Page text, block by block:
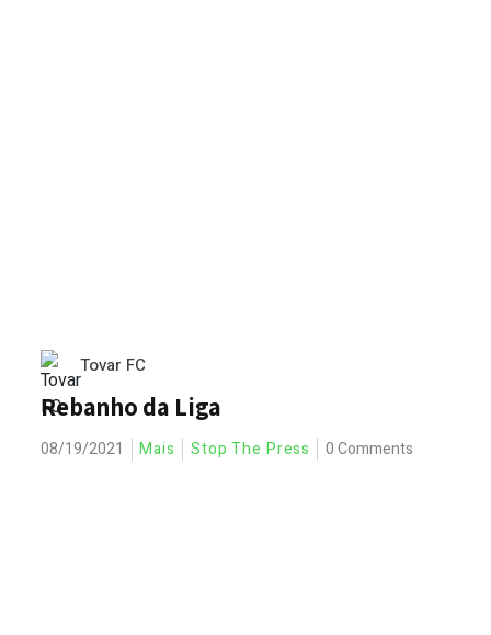
Tovar FC
Rebanho da Liga
08/19/2021 Mais Stop The Press 0 Comments